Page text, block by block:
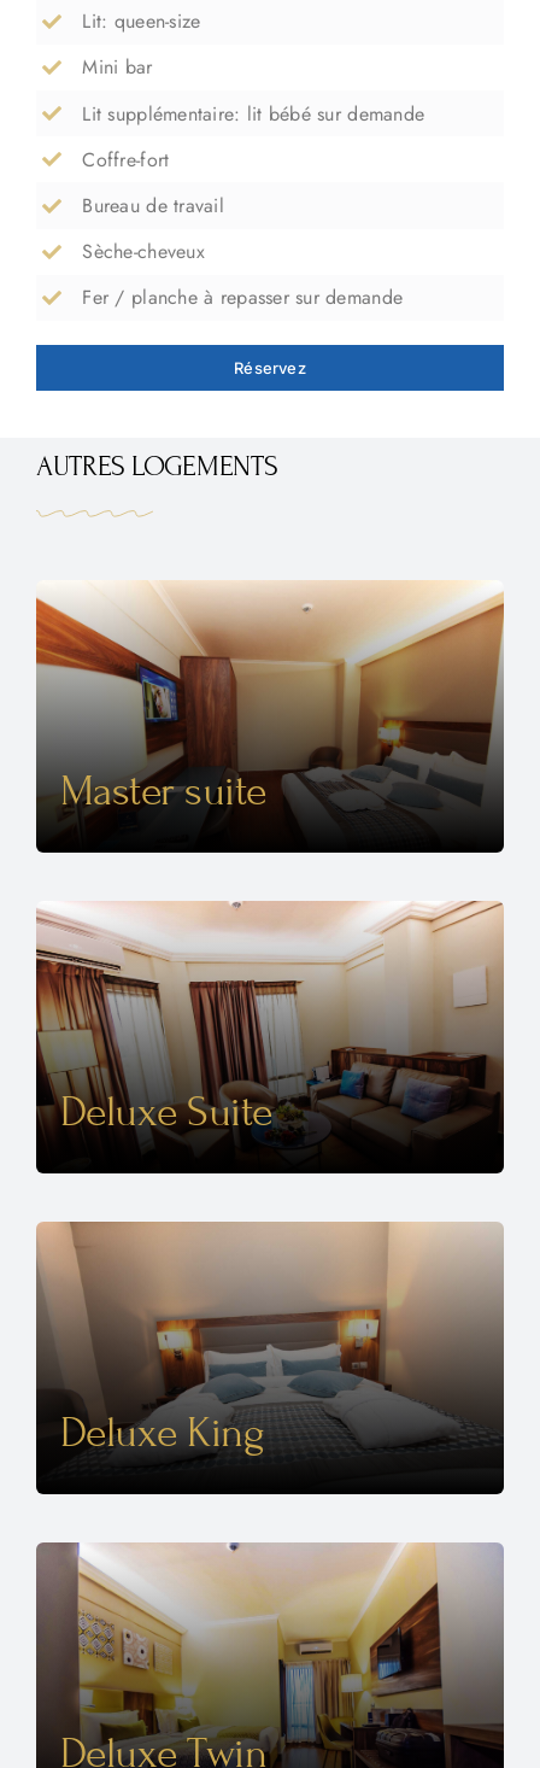
Lit: queen-size
Mini bar
Lit supplémentaire: lit bébé sur demande
Coffre-fort
Bureau de travail
Sèche-cheveux
Fer / planche à repasser sur demande
Réservez
AUTRES LOGEMENTS
Master suite
Deluxe Suite
Deluxe King
Deluxe Twin